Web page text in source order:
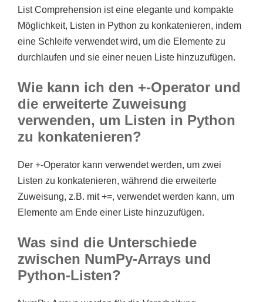
List Comprehension ist eine elegante und kompakte
Möglichkeit, Listen in Python zu konkatenieren, indem
eine Schleife verwendet wird, um die Elemente zu
durchlaufen und sie einer neuen Liste hinzuzufügen.
Wie kann ich den +-Operator und
die erweiterte Zuweisung
verwenden, um Listen in Python
zu konkatenieren?
Der +-Operator kann verwendet werden, um zwei
Listen zu konkatenieren, während die erweiterte
Zuweisung, z.B. mit +=, verwendet werden kann, um
Elemente am Ende einer Liste hinzuzufügen.
Was sind die Unterschiede
zwischen NumPy-Arrays und
Python-Listen?